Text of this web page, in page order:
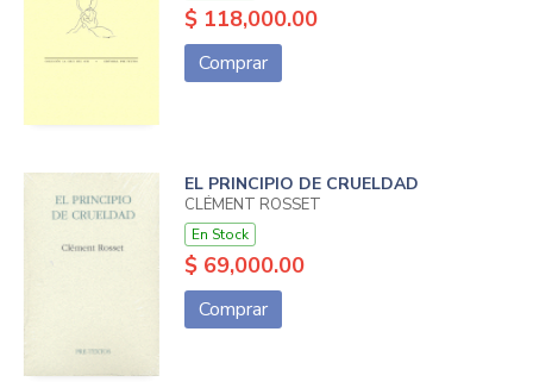
$ 118,000.00
Comprar
EL PRINCIPIO DE CRUELDAD
CLÉMENT ROSSET
En Stock
$ 69,000.00
Comprar